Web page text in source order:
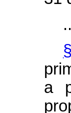
a